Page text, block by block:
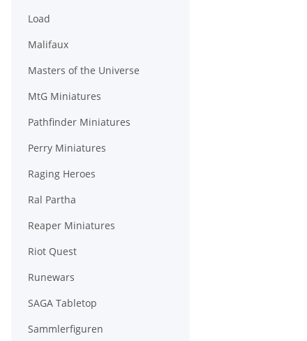
Load
Malifaux
Masters of the Universe
MtG Miniatures
Pathfinder Miniatures
Perry Miniatures
Raging Heroes
Ral Partha
Reaper Miniatures
Riot Quest
Runewars
SAGA Tabletop
Sammlerfiguren